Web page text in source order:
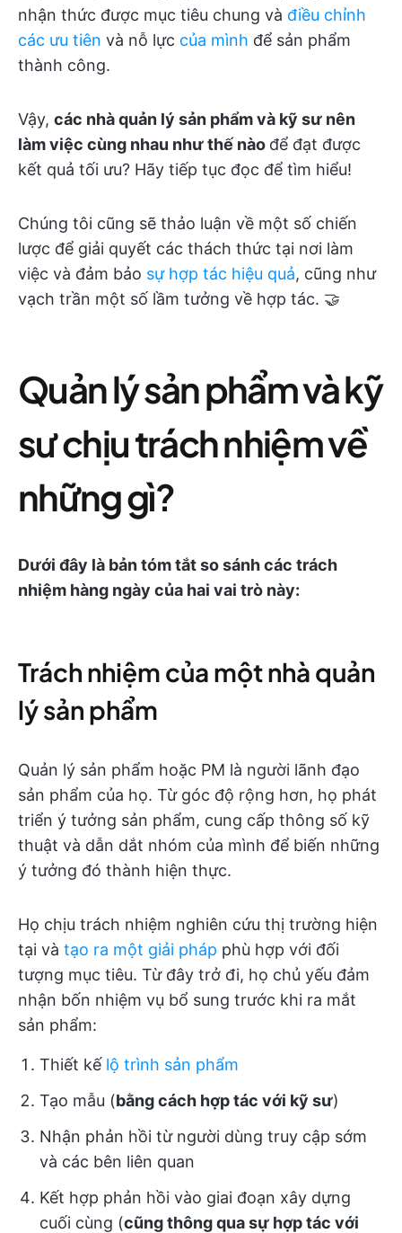
nhận thức được mục tiêu chung và điều chỉnh
các ưu tiên và nỗ lực của mình để sản phẩm
thành công.
Vậy, các nhà quản lý sản phẩm và kỹ sư nên
làm việc cùng nhau như thế nào để đạt được
kết quả tối ưu? Hãy tiếp tục đọc để tìm hiểu!
Chúng tôi cũng sẽ thảo luận về một số chiến
lược để giải quyết các thách thức tại nơi làm
việc và đảm bảo sự hợp tác hiệu quả, cũng như
vạch trần một số lầm tưởng về hợp tác. 🤝
Quản lý sản phẩm và kỹ
sư chịu trách nhiệm về
những gì?
Dưới đây là bản tóm tắt so sánh các trách
nhiệm hàng ngày của hai vai trò này:
Trách nhiệm của một nhà quản
lý sản phẩm
Quản lý sản phẩm hoặc PM là người lãnh đạo
sản phẩm của họ. Từ góc độ rộng hơn, họ phát
triển ý tưởng sản phẩm, cung cấp thông số kỹ
thuật và dẫn dắt nhóm của mình để biến những
ý tưởng đó thành hiện thực.
Họ chịu trách nhiệm nghiên cứu thị trường hiện
tại và tạo ra một giải pháp phù hợp với đối
tượng mục tiêu. Từ đây trở đi, họ chủ yếu đảm
nhận bốn nhiệm vụ bổ sung trước khi ra mắt
sản phẩm:
Thiết kế lộ trình sản phẩm
Tạo mẫu (bằng cách hợp tác với kỹ sư)
Nhận phản hồi từ người dùng truy cập sớm
và các bên liên quan
Kết hợp phản hồi vào giai đoạn xây dựng
cuối cùng (cũng thông qua sự hợp tác với